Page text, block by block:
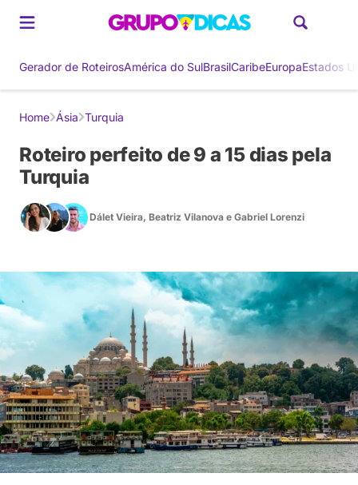
Gerador de RoteirosAmérica do SulBrasilCaribeEuropaEstados
Home Ásia Turquia
Roteiro perfeito de 9 a 15 dias pela
Turquia
Dálet Vieira, Beatriz Vilanova e Gabriel Lorenzi